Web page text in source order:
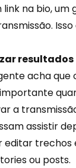
na bio, um
resultados
acha
a
assistir
ou posts.